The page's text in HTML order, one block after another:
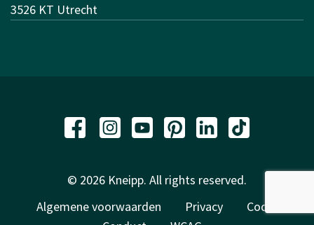
3526 KT Utrecht
© 2026 Kneipp. All rights reserved.
Algemene voorwaarden
Privacy
Code of